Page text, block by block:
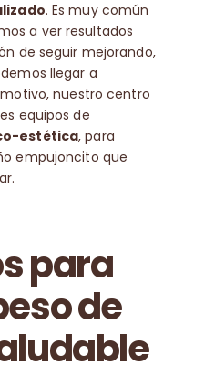
. Es muy común
a ver resultados
de seguir mejorando,
llegar a
nuestro centro
equipos de
estética, para
empujoncito que
para
de